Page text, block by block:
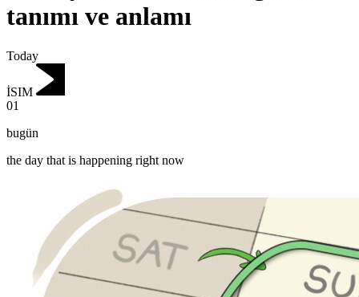
tanımı ve anlamı
Today
İSIM
01
bugün
the day that is happening right now